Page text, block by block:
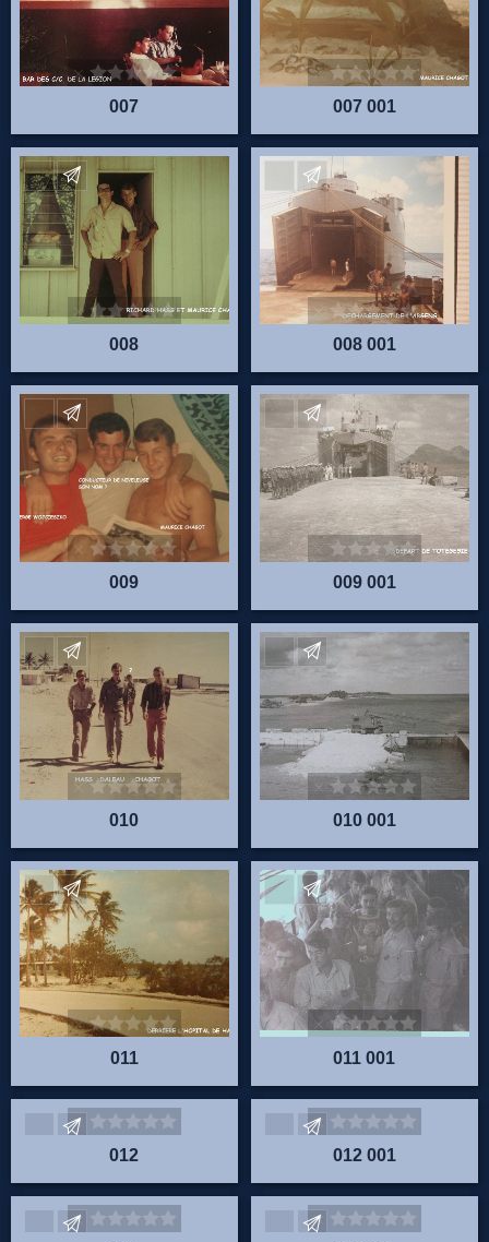
007 007 001
Envoyez vos commentaires
008
Envoyez vos
008 001
Envoyez vos commentaires
009
Envoyez vos
009 001
Envoyez vos commentaires
010
Envoyez vos
010 001
Envoyez vos commentaires
011
Envoyez vos
011 001
Envoyez vos commentaires
012
Envoyez vos
012 001
Envoyez vos commentaires Envoyez vos